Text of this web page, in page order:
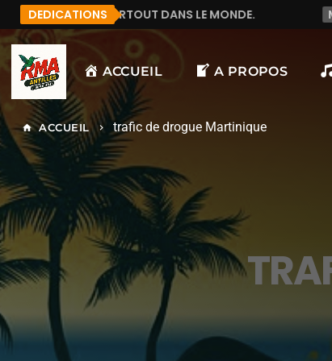
DEDICATIONS
LE MONDE. MANU972 F&LICITATION
ACCUEIL A PROPOS
home ACCUEIL keyboard_arrow_right trafic de drogue Martinique